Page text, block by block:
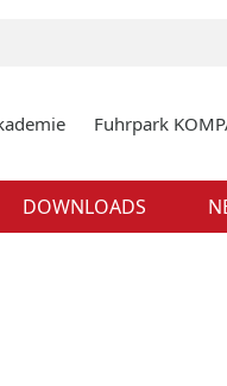
Fuhrpark
DOWNLOADS